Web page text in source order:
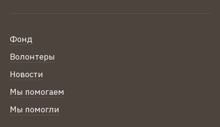
Фонд
Волонтеры
Новости
Мы помогаем
Мы помогли